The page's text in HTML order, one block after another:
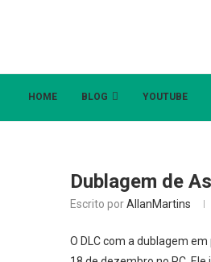
HOME BLOG YOUTUBE
Dublagem de
Escrito porAllanMartins
O DLC com a dublagem